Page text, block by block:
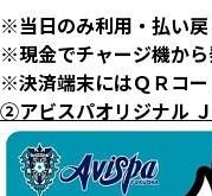
※当日のみ利用・払い戻
※現金でチャージ機か
※決済端末にはＱＲコ
②アビスパオリジナル